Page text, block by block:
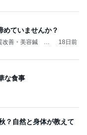
めていませんか？
改善・美容鍼 女
18日前
な食事
？自然と身体が教えて